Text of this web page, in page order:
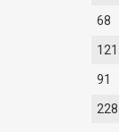
68
121
91
228